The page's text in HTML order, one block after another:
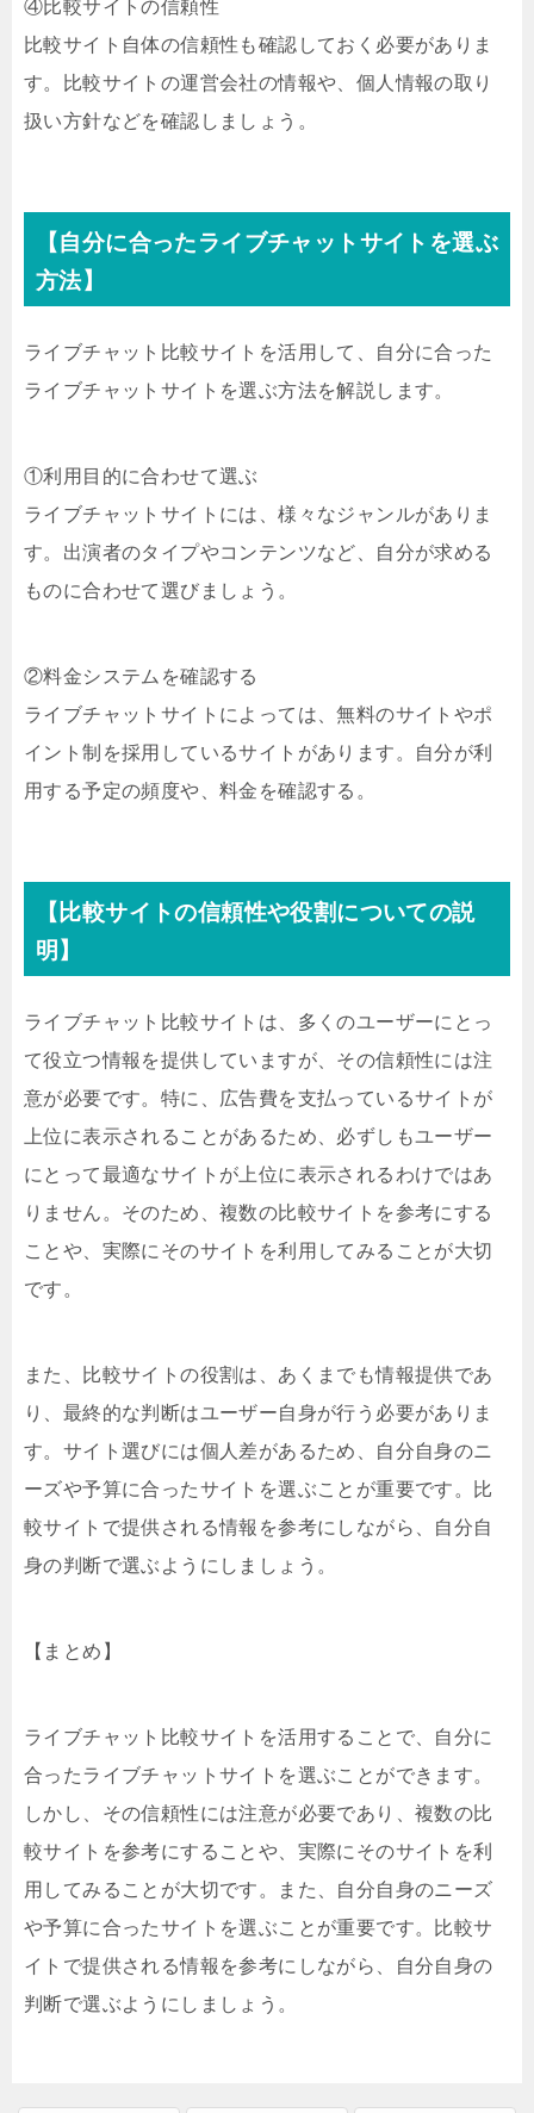
④比較サイトの信頼性
比較サイト自体の信頼性も確認しておく必要がありま
す。比較サイトの運営会社の情報や、個人情報の取り
扱い方針などを確認しましょう。
【自分に合ったライブチャットサイトを選ぶ
方法】
ライブチャット比較サイトを活用して、自分に合った
ライブチャットサイトを選ぶ方法を解説します。
①利用目的に合わせて選ぶ
ライブチャットサイトには、様々なジャンルがありま
す。出演者のタイプやコンテンツなど、自分が求める
ものに合わせて選びましょう。
②料金システムを確認する
ライブチャットサイトによっては、無料のサイトやポ
イント制を採用しているサイトがあります。自分が利
用する予定の頻度や、料金を確認する。
【比較サイトの信頼性や役割についての説
明】
ライブチャット比較サイトは、多くのユーザーにとっ
て役立つ情報を提供していますが、その信頼性には注
意が必要です。特に、広告費を支払っているサイトが
上位に表示されることがあるため、必ずしもユーザー
にとって最適なサイトが上位に表示されるわけではあ
りません。そのため、複数の比較サイトを参考にする
ことや、実際にそのサイトを利用してみることが大切
です。
また、比較サイトの役割は、あくまでも情報提供であ
り、最終的な判断はユーザー自身が行う必要がありま
す。サイト選びには個人差があるため、自分自身のニ
ーズや予算に合ったサイトを選ぶことが重要です。比
較サイトで提供される情報を参考にしながら、自分自
身の判断で選ぶようにしましょう。
【まとめ】
ライブチャット比較サイトを活用することで、自分に
合ったライブチャットサイトを選ぶことができます。
しかし、その信頼性には注意が必要であり、複数の比
較サイトを参考にすることや、実際にそのサイトを利
用してみることが大切です。また、自分自身のニーズ
や予算に合ったサイトを選ぶことが重要です。比較サ
イトで提供される情報を参考にしながら、自分自身の
判断で選ぶようにしましょう。